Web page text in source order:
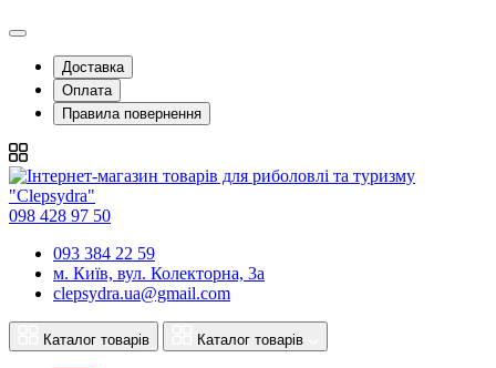
Доставка
Оплата
Правила повернення
098 428 97 50
093 384 22 59
м. Київ, вул. Колекторна, 3а
clepsydra.ua@gmail.com
Каталог товарів Каталог товарів